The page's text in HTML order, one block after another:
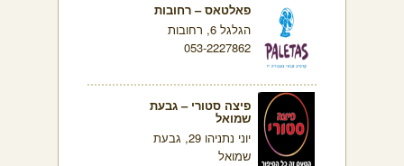
פאלטאס – רחובות
הגלגל 6, רחובות
053-2227862
פיצה סטורי – גבעת
שמואל
יוני נתניהו 29, גבעת
שמואל